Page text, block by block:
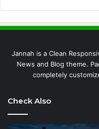
Jannah is a Clean
News and Blog theme.
completely
Check Also